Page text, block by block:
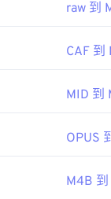
wiki/
尤其是行動裝置
編解碼器）與裝置
VLC
raw 到
CAF 到
MID 到
OPUS
M4B